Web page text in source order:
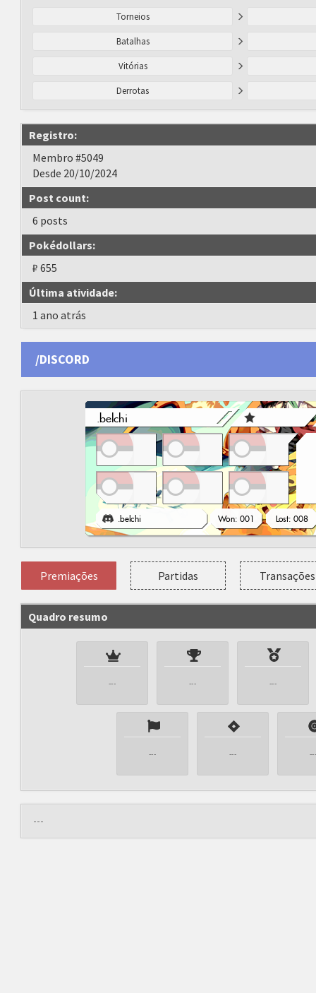
Torneios
Batalhas
Vitórias
Derrotas
Registro:
Membro #5049
Desde 20/10/2024
Post count:
6 posts
Pokédollars:
₽ 655
Última atividade:
1 ano atrás
/DISCORD
Premiações Partidas Transações
Quadro resumo
--- --- ---
--- --- ---
---